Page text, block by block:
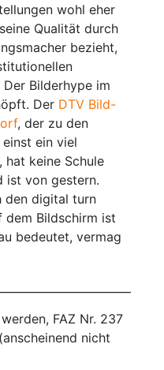
wohl eher
Qualität durch
bezieht,
Bilderhype im
Der DTV Bild-
, der zu den
ein viel
hat keine Schule
ist von gestern.
den digital turn
dem Bildschirm ist
bedeutet, vermag
FAZ Nr. 237
nicht